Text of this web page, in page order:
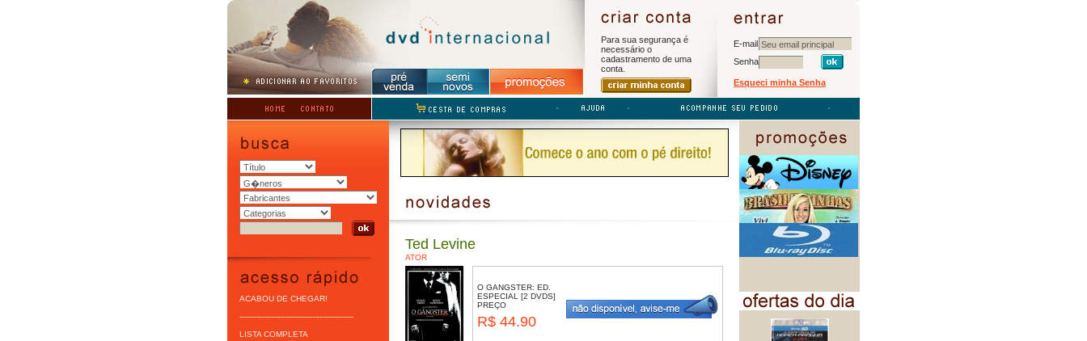
Para sua segurança é
necessário o
cadastramento de uma
conta.
E-mail
Senha
Esqueci minha Senha
ACABOU DE CHEGAR!
-----------------------------------------------
LISTA COMPLETA
Ted Levine
ATOR
O GANGSTER: ED.
ESPECIAL [2 DVDS]
PREÇO
R$ 44.90